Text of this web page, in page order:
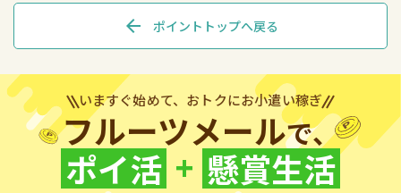
arrow_back ポイントトップへ戻る
いますぐ始めて、おトクにお小遣い稼ぎ
フルーツメールで、
ポイ活 + 懸賞生活